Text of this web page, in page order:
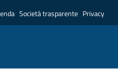
Società trasparente Privacy